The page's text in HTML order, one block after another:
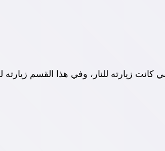
زيارته للنار، وفي هذا القسم